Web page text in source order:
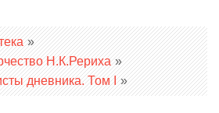
»
Н.К.Рериха »
дневника. Том I »